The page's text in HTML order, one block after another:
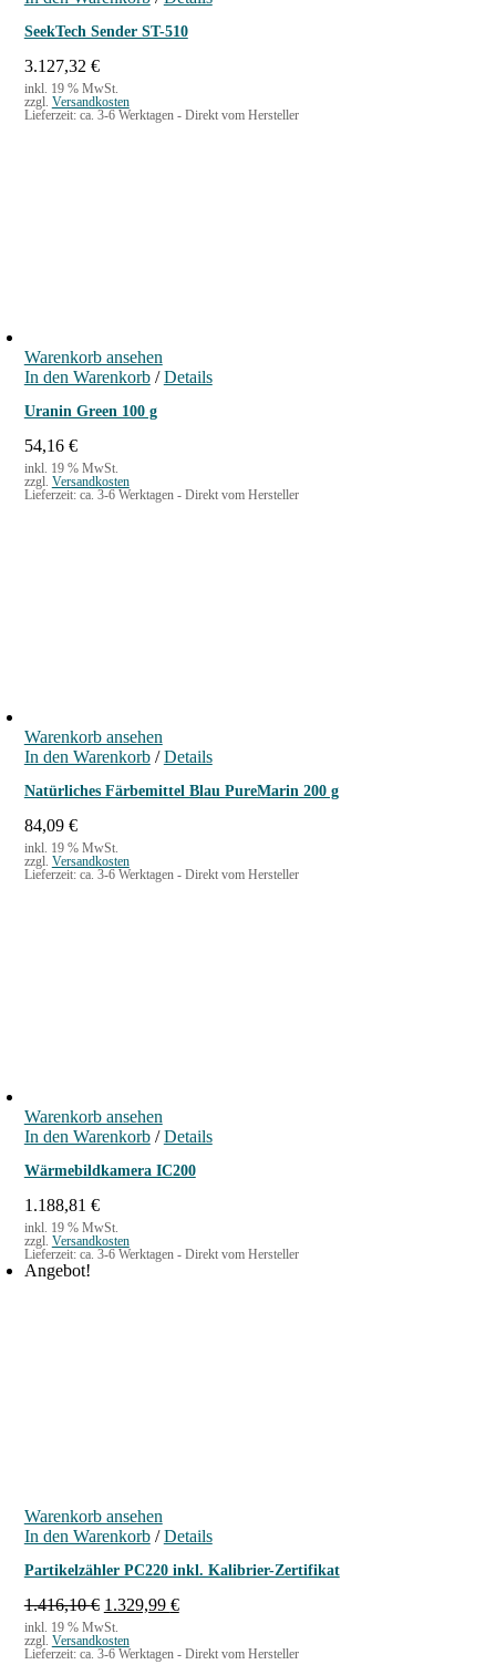
SeekTech Sender ST-510
3.127,32 €
inkl. 19 % MwSt.
zzgl. Versandkosten
Lieferzeit: ca. 3-6 Werktagen - Direkt vom Hersteller
Warenkorb ansehen
In den Warenkorb / Details
Uranin Green 100 g
54,16 €
inkl. 19 % MwSt.
zzgl. Versandkosten
Lieferzeit: ca. 3-6 Werktagen - Direkt vom Hersteller
Warenkorb ansehen
In den Warenkorb / Details
Natürliches Färbemittel Blau PureMarin 200 g
84,09 €
inkl. 19 % MwSt.
zzgl. Versandkosten
Lieferzeit: ca. 3-6 Werktagen - Direkt vom Hersteller
Warenkorb ansehen
In den Warenkorb / Details
Wärmebildkamera IC200
1.188,81 €
inkl. 19 % MwSt.
zzgl. Versandkosten
Lieferzeit: ca. 3-6 Werktagen - Direkt vom Hersteller
Angebot!
Warenkorb ansehen
In den Warenkorb / Details
Partikelzähler PC220 inkl. Kalibrier-Zertifikat
1.416,10€ U
r
s
p
1.329,99 €A
u
inkl. 19 % MwSt.
zzgl. Versandkosten
Lieferzeit: ca. 3-6 Werktagen - Direkt vom Hersteller